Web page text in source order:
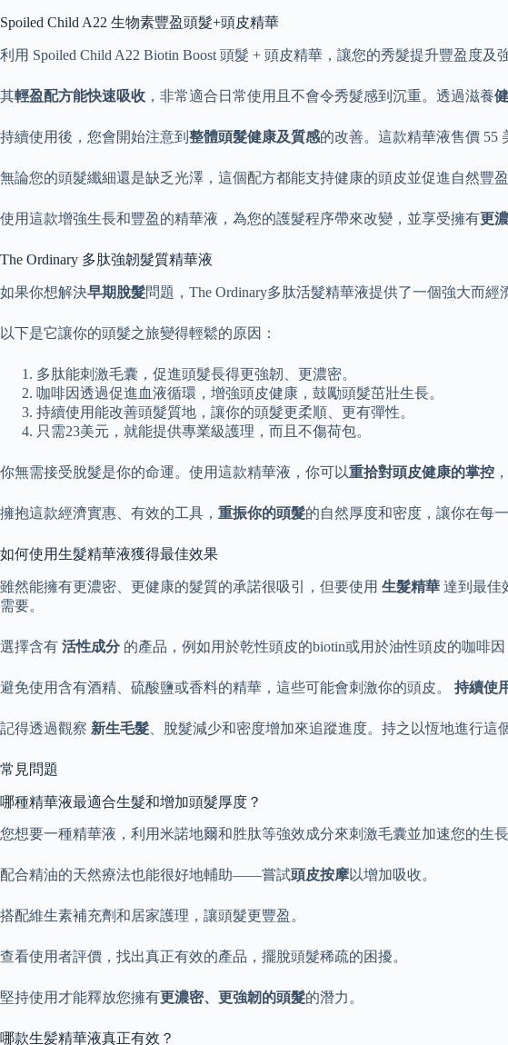
Spoiled Child A22 生物素豐盈頭髮+頭皮精華
利用 Spoiled Child A22 Biotin Boost 頭髮 + 頭皮精華，讓您的秀髮提升豐盈度
其輕盈配方能快速吸收 ，非常適合日常使用且不會令秀髮感到沉重。透過滋養
持續使用後，您會開始注意到 整體頭髮健康及質感的改善。這款精華液售價 55
無論您的頭髮纖細還是缺乏光澤，這個配方都能支持健康的頭皮並促進自然豐
使用這款增強生長和豐盈的精華液，為您的護髮程序帶來改變，並享受擁有更
The Ordinary 多肽強韌髮質精華液
如果你想解決早期脫髮問題，The Ordinary多肽活髮精華液提供了一個強大而經
以下是它讓你的頭髮之旅變得輕鬆的原因：
多肽能刺激毛囊，促進頭髮長得更強韌、更濃密。
咖啡因透過促進血液循環，增強頭皮健康，鼓勵頭髮茁壯生長。
持續使用能改善頭髮質地，讓你的頭髮更柔順、更有彈性。
只需23美元，就能提供專業級護理，而且不傷荷包。
你無需接受脫髮是你的命運。使用這款精華液，你可以重拾對頭皮健康的掌控
擁抱這款經濟實惠、有效的工具， 重振你的頭髮的自然厚度和密度，讓你在每
如何使用生髮精華液獲得最佳效果
雖然能擁有更濃密、更健康的髮質的承諾很吸引，但要使用 生髮精華 達到最佳
需要。
選擇含有 活性成分的產品，例如用於乾性頭皮的biotin或用於油性頭皮的咖啡
避免使用含有酒精、硫酸鹽或香料的精華，這些可能會刺激你的頭皮。 持續使
記得透過觀察 新生毛髮 、脫髮減少和密度增加來追蹤進度。持之以恆地進行這
常見問題
哪種精華液最適合生髮和增加頭髮厚度？
您想要一種精華液，利用米諾地爾和胜肽等強效成分來刺激毛囊並加速您的生
配合精油的天然療法也能很好地輔助——嘗試頭皮按摩以增加吸收。
搭配維生素補充劑和居家護理，讓頭髮更豐盈。
查看使用者評價，找出真正有效的產品，擺脫頭髮稀疏的困擾。
堅持使用才能釋放您擁有更濃密、更強韌的頭髮的潛力。
哪款生髪精華液真正有效？